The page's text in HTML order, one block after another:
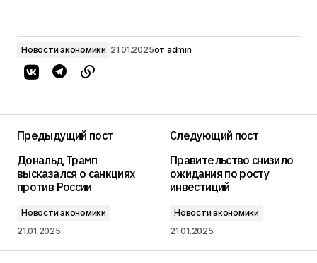
Новости экономики 21.01.2025от admin
Предыдущий пост
Дональд Трамп
высказался о санкциях
против России
Новости экономики
21.01.2025
Следующий пост
Правительство снизило
ожидания по росту
инвестиций
Новости экономики
21.01.2025